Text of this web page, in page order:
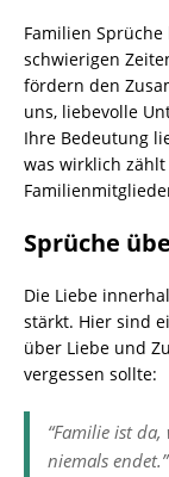
Familien
schwierigen
fördern den
uns, liebevolle
Ihre Bedeutung
was wirklich
Sprüche
Die Liebe
stärkt. Hier sind
über Liebe und
vergessen sollte:
“Familie ist
niemals endet.”